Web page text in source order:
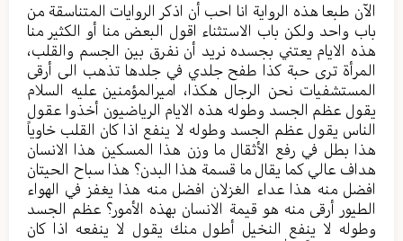
الآن طبعا هذه الرواية انا احب أن اذكر الروايات المتناسقة من
باب واحد ولكن باب الاستثناء اقول البعض منا أو الكثير منا
هذه الايام يعتني بجسده نريد أن نفرق بين الجسم والقلب،
المرأة ترى حبة كذا طفح جلدي في جلدها تذهب الى أرقى
المستشفيات نحن الرجال هكذا، اميرالمؤمنين عليه السلام
يقول عظم الجسد وطوله هذه الايام الرياضيون أخذوا عقول
الناس يقول عظم الجسد وطوله لا ينفع اذا كان القلب خاوياً
هذا بطل في رفع الأثقال ما وزن هذا المسكين هذا الانسان
هداف عالي كما يقال ما قسمة هذا البدن؟ هذا سباح الحيتان
افضل منه هذا عداء الغزلان افضل منه هذا يغفز في الهواء
الطيور أرقى منه هو قيمة الانسان بهذه الأمور؟ عظم الجسد
وطوله لا ينفع النخيل أطول منك يقول لا ينفعه اذا كان